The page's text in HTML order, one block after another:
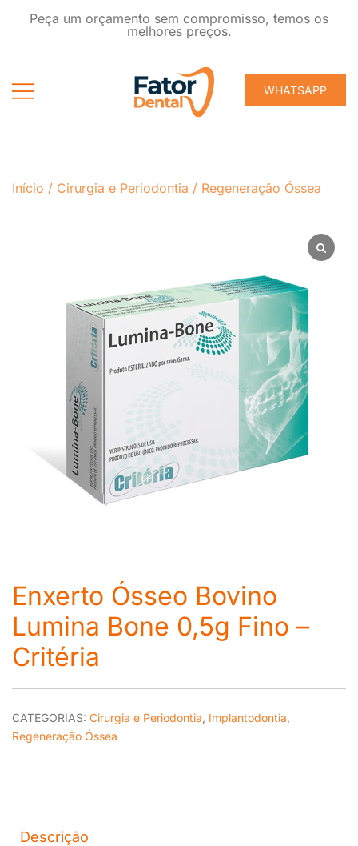
Peça um orçamento sem compromisso, temos os
melhores preços.
WHATSAPP
Início / Cirurgia e Periodontia / Regeneração Óssea
Enxerto Ósseo Bovino
Lumina Bone 0,5g Fino –
Critéria
CATEGORIAS: Cirurgia e Periodontia Implantodontia
Regeneração Óssea
Descrição